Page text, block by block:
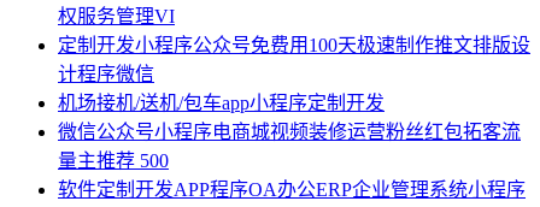
权服务管理VI
定制开发小程序公众号免费用100天极速制作推文排版设
计程序微信
机场接机/送机/包车app小程序定制开发
微信公众号小程序电商城视频装修运营粉丝红包拓客流
量主推荐 500
软件定制开发APP程序OA办公ERP企业管理系统小程序